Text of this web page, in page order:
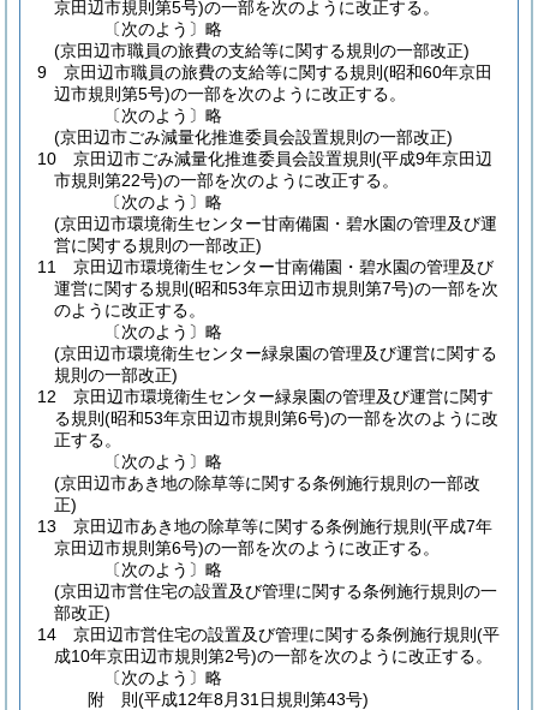
京田辺市規則第5号)の一部を次のように改正する。
〔次のよう〕略
(京田辺市職員の旅費の支給等に関する規則の一部改正)
9
京田辺市職員の旅費の支給等に関する規則 (昭和60年京田
辺市規則第5号)の一部を次のように改正する。
〔次のよう〕略
(京田辺市ごみ減量化推進委員会設置規則の一部改正)
10
京田辺市ごみ減量化推進委員会設置規則 (平成9年京田辺
市規則第22号)の一部を次のように改正する。
〔次のよう〕略
(京田辺市環境衛生センター甘南備園・碧水園の管理及び運
営に関する規則の一部改正)
11
京田辺市環境衛生センター甘南備園・碧水園の管理及び
運営に関する規則 (昭和53年京田辺市規則第7号)の一部を次
のように改正する。
〔次のよう〕略
(京田辺市環境衛生センター緑泉園の管理及び運営に関する
規則の一部改正)
12
京田辺市環境衛生センター緑泉園の管理及び運営に関す
る規則 (昭和53年京田辺市規則第6号)の一部を次のように改
正する。
〔次のよう〕略
(京田辺市あき地の除草等に関する条例施行規則の一部改
正)
13
京田辺市あき地の除草等に関する条例施行規則 (平成7年
京田辺市規則第6号)の一部を次のように改正する。
〔次のよう〕略
(京田辺市営住宅の設置及び管理に関する条例施行規則の一
部改正)
14
京田辺市営住宅の設置及び管理に関する条例施行規則 (平
成10年京田辺市規則第2号)の一部を次のように改正する。
〔次のよう〕略
附 則(平成12年8月31日規則第43号)